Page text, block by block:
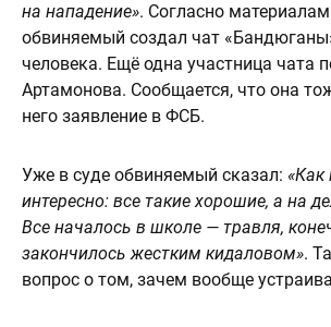
на нападение». Согласно
обвиняемый создал чат
человека. Ещё одна участница чата
Артамонова. Сообщается, что она
него заявление в ФСБ.
Уже в суде обвиняемый сказал: «Как
интересно: все такие хорошие, а на
Все началось в школе — травля,
закончилось жестким кидаловом».
вопрос о том, зачем вообще